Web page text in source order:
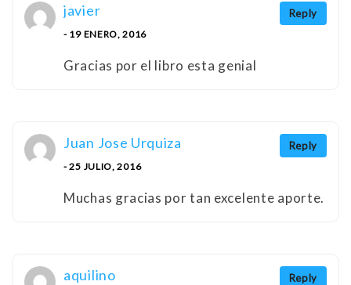
Reply
javier
- 19 ENERO, 2016
Gracias por el libro esta genial
Reply
Juan Jose Urquiza
- 25 JULIO, 2016
Muchas gracias por tan excelente aporte.
Reply
aquilino